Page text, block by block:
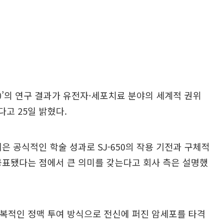
연구 결과가 유전자·세포치료 분야의 세계적 권위
고 25일 밝혔다.
공식적인 학술 성과로 SJ-650의 작용 기전과 구체적
됐다는 점에서 큰 의미를 갖는다고 회사 측은 설명했
적인 정맥 투여 방식으로 전신에 퍼진 암세포를 타격